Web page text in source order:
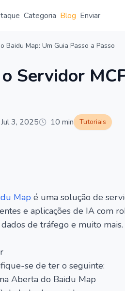
Categoria Blog Enviar
Baidu Map: Um Guia Passo a Passo
Servidor
Jul 3, 2025 10 min Tutoriais
Map é uma solução de
e aplicações de IA com
de tráfego e muito
se de ter o seguinte:
Aberta do Baidu Map